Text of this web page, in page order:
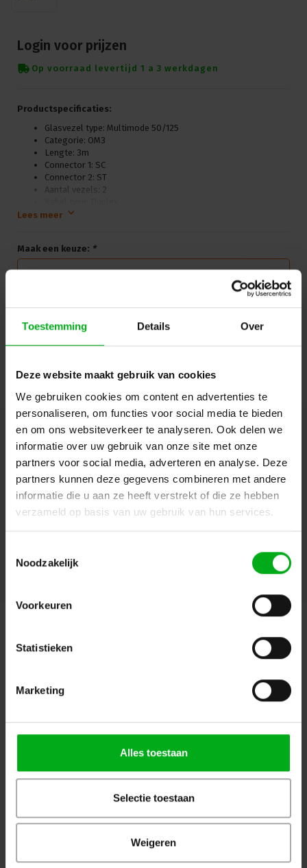
Toestemming Details Over
Deze website maakt gebruik van cookies
We gebruiken cookies om content en advertenties te
personaliseren, om functies voor social media te bieden
en om ons websiteverkeer te analyseren. Ook delen we
informatie over uw gebruik van onze site met onze
partners voor social media, adverteren en analyse. Deze
partners kunnen deze gegevens combineren met andere
informatie die u aan ze heeft verstrekt of die ze hebben
verzameld op basis van uw gebruik van hun services.
Noodzakelijk
Voorkeuren
Statistieken
Marketing
Alles toestaan
Selectie toestaan
Weigeren
Login voor prijzen
Op voorraad levertijd 1 a 3 werkdagen
Productspecificaties:
Glasvezel type: Multimode 50/125
Categorie: OM3
Lengte: 3m
Connector 1: SC
Connector 2: ST
Aantal vezels: 2
Kleur: Turquise
Lees meer
Maak een keuze: *
Beschrijving en specificaties Downloads
FAQ en reviews
Hulp of advies nodig?
Ons team staat graag voor
je klaar!
| transparant | 2,5 of 3m |
Profielspot LED Movinghead
CMY | 29dB(A) | 18 gobo's
≥70